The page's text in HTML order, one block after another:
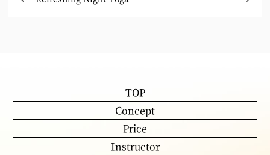
TOP
Concept
Price
Instructor